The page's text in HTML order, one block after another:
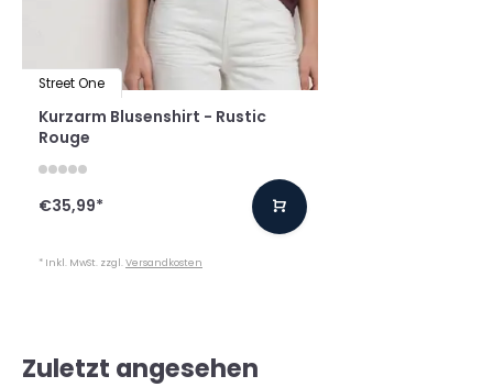
Street One
Kurzarm Blusenshirt - Rustic
Rouge
€35,99*
* Inkl. MwSt. zzgl.Versandkosten
Zuletzt angesehen